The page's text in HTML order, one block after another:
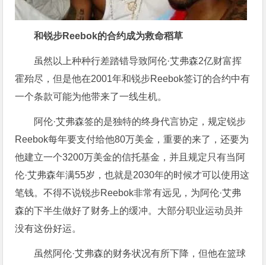
和锐步Reebok的合约成为救命稻草
虽然以上种种行差踏错导致阿伦·艾弗森2亿财富挥
霍殆尽，但是他在2001年和锐步Reebok签订的合约中有
一个条款可能为他带来了一线生机。
阿伦·艾弗森签的是独特的终身代言协定，规定锐步
Reebok每年要支付给他80万美金，重要的来了，还要为
他建立一个3200万美金的信托基金，并且规定只有当阿
伦·艾弗森年满55岁，也就是2030年的时候才可以使用这
笔钱。不得不说锐步Reebok非常有远见，为阿伦·艾弗
森的下半生做好了财务上的缓冲。大部分职业运动员并
没有这份好运。
虽然阿伦·艾弗森的财务状况有所下降，但他在篮球